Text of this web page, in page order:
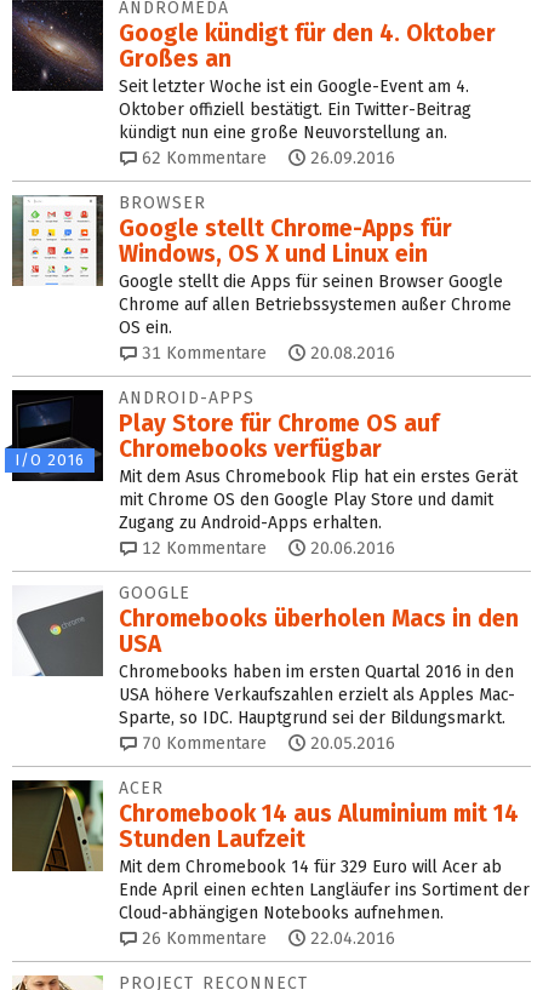
ANDROMEDA
Google kündigt für den 4. Oktober
Großes an
Seit letzter Woche ist ein Google-Event am 4.
Oktober offiziell bestätigt. Ein Twitter-Beitrag
kündigt nun eine große Neuvorstellung an.
62 Kommentare 26.09.2016
BROWSER
Google stellt Chrome-Apps für
Windows, OS X und Linux ein
Google stellt die Apps für seinen Browser Google
Chrome auf allen Betriebssystemen außer Chrome
OS ein.
31 Kommentare 20.08.2016
I/O 2016
ANDROID-APPS
Play Store für Chrome OS auf
Chromebooks verfügbar
Mit dem Asus Chromebook Flip hat ein erstes Gerät
mit Chrome OS den Google Play Store und damit
Zugang zu Android-Apps erhalten.
12 Kommentare 20.06.2016
GOOGLE
Chromebooks überholen Macs in den
USA
Chromebooks haben im ersten Quartal 2016 in den
USA höhere Verkaufszahlen erzielt als Apples Mac-
Sparte, so IDC. Hauptgrund sei der Bildungsmarkt.
70 Kommentare 20.05.2016
ACER
Chromebook 14 aus Aluminium mit 14
Stunden Laufzeit
Mit dem Chromebook 14 für 329 Euro will Acer ab
Ende April einen echten Langläufer ins Sortiment der
Cloud-abhängigen Notebooks aufnehmen.
26 Kommentare 22.04.2016
PROJECT RECONNECT